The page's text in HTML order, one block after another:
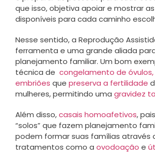
que isso, objetiva apoiar e mostrar
disponíveis para cada caminho
Nesse sentido, a Reprodução
ferramenta e uma grande aliada
planejamento familiar. Um bom
técnica de congelamento de
embriões que preserva a fertilidade
mulheres, permitindo uma gravidez
Além disso,casais homoafetivos,
“solos” que fazem planejamento
podem formar suas famílias através
tratamentos como a ovodoação e